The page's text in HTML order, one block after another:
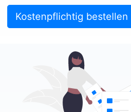
Kostenpflichtig bestellen